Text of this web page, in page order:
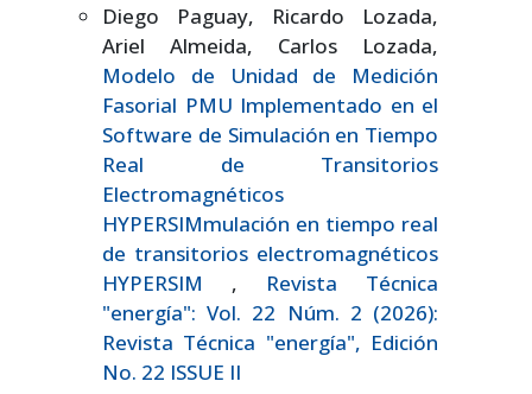
Diego Paguay, Ricardo Lozada,
Ariel Almeida, Carlos Lozada,
Modelo de Unidad de Medición
Fasorial PMU Implementado en el
Software de Simulación en Tiempo
Real de Transitorios
Electromagnéticos
HYPERSIMmulación en tiempo real
de transitorios electromagnéticos
HYPERSIM , Revista Técnica
"energía": Vol. 22 Núm. 2 (2026):
Revista Técnica "energía", Edición
No. 22 ISSUE II